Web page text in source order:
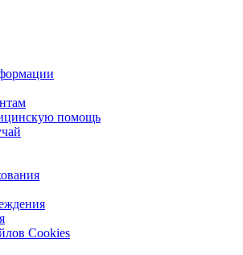
помощь
Cookies